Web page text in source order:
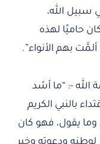
سبيل الله،
حاميًا لهذه
بهم الأنواء”.
الله -: “ما أشد
بالنبي الكريم
يقول، فهو كان